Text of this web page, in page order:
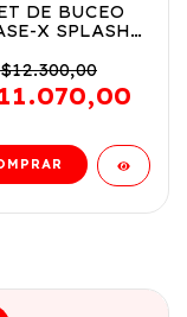
DE BUCEO
X SPLASH
VERDE
$12.300,00